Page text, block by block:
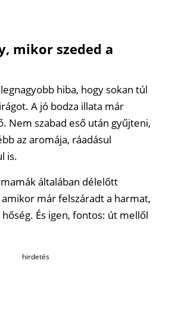
mikor szeded a
hiba, hogy sokan túl
A jó bodza illata már
Nem szabad eső után gyűjteni,
az aromája, ráadásul
is.
általában délelőtt
már felszáradt a harmat,
És igen, fontos: út mellől
hirdetés